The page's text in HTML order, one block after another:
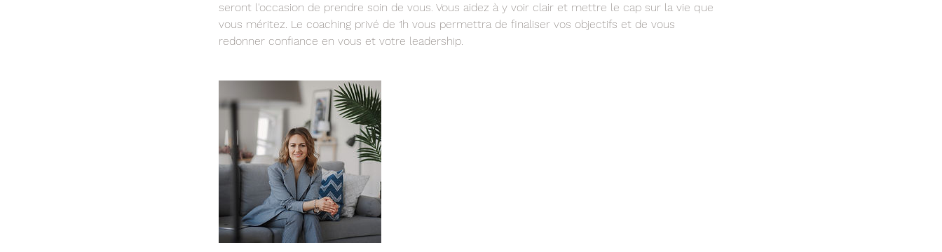
seront l'occasion de prendre soin de vous. Vous aidez à y voir clair et mettre le cap sur la vie que
vous méritez. Le coaching privé de 1h vous permettra de finaliser vos objectifs et de vous
redonner confiance en vous et votre leadership.